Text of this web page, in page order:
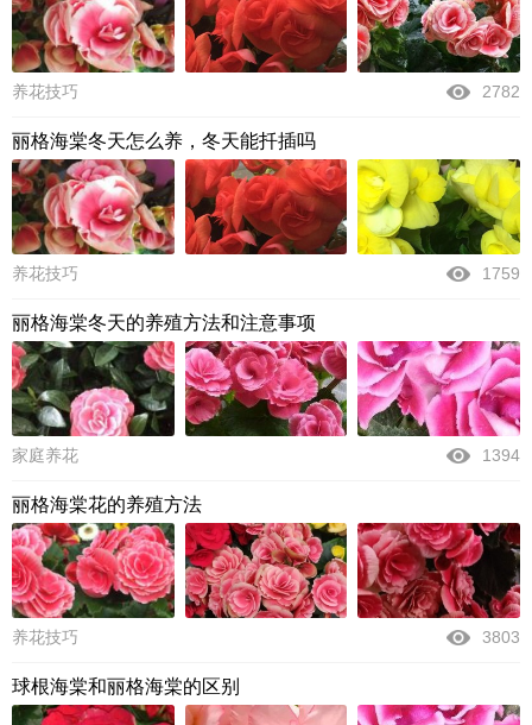
养花技巧 2782
丽格海棠冬天怎么养，冬天能扦插吗
养花技巧 1759
丽格海棠冬天的养殖方法和注意事项
家庭养花 1394
丽格海棠花的养殖方法
养花技巧 3803
球根海棠和丽格海棠的区别